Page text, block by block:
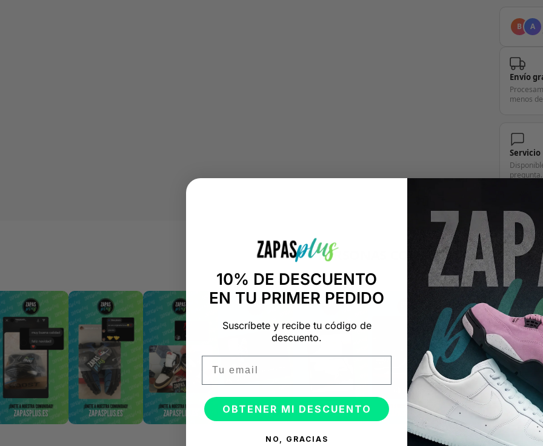
B A
Envío
menos
Servicio
pregunta.
+14.000 PERSONAS CONFÍAN EN
"Consulta nuestras reseñas y compruébalo tú mismo"
10% DE DESCUENTO
EN TU PRIMER PEDIDO
Suscríbete y recibe tu código de
descuento.
OBTENER MI DESCUENTO
NO, GRACIAS